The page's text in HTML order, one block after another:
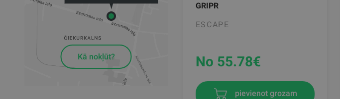
Kā nokļūt?
GRIPR
ESCAPE
No 55.78€
pievienot grozam